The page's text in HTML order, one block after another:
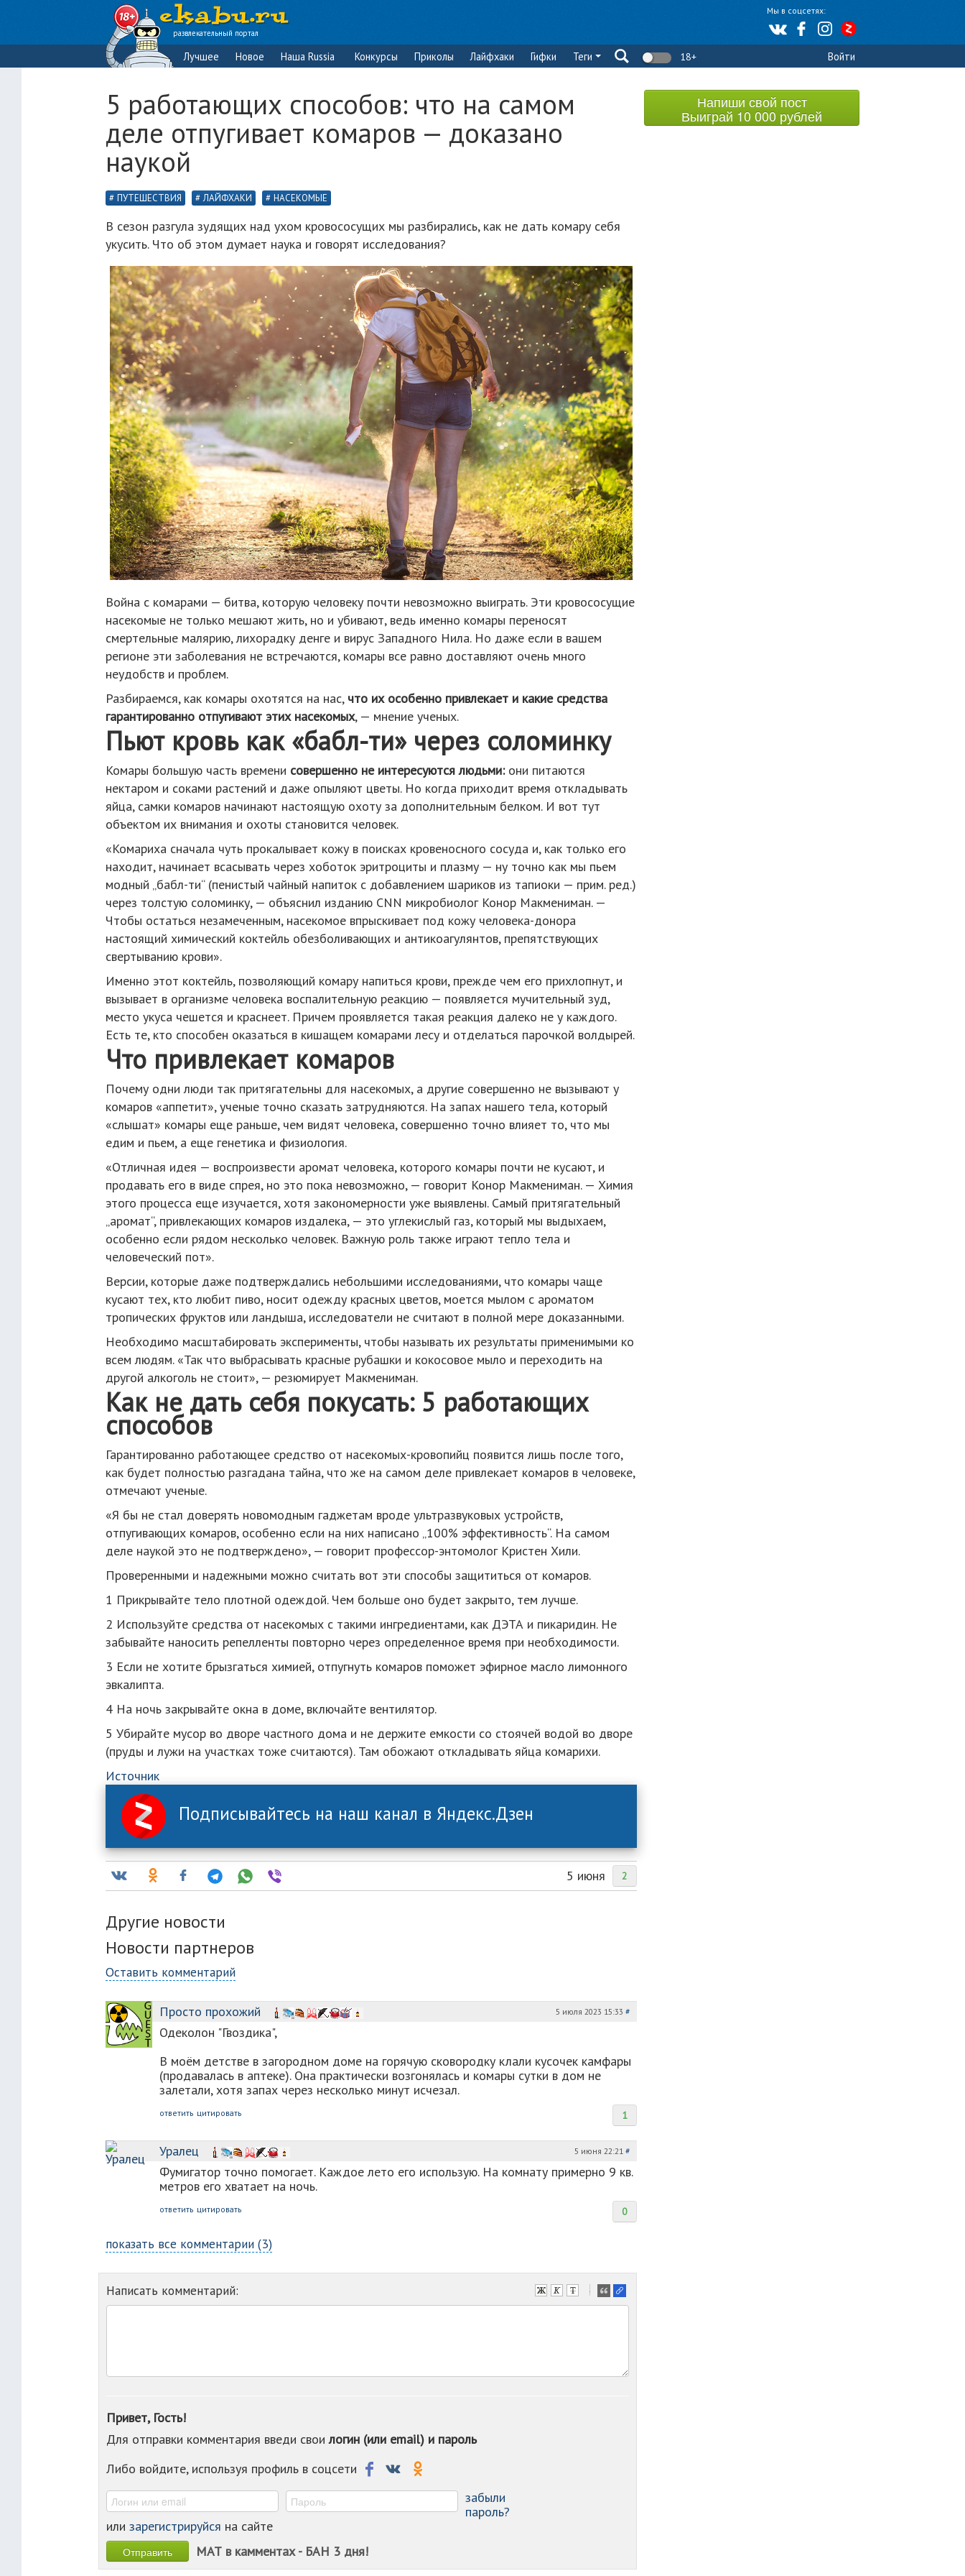
Мы в соцсетях:
развлекательный портал
Лучшее Новое Наша Russia Конкурсы Приколы Лайфхаки Гифки Теги 18+ Войти
5 работающих способов: что на самом
деле отпугивает комаров — доказано
наукой
ПУТЕШЕСТВИЯ ЛАЙФХАКИ НАСЕКОМЫЕ
В сезон разгула зудящих над ухом кровососущих мы разбирались, как не дать комару себя
укусить. Что об этом думает наука и говорят исследования?
Война с комарами — битва, которую человеку почти невозможно выиграть. Эти кровососущие
насекомые не только мешают жить, но и убивают, ведь именно комары переносят
смертельные малярию, лихорадку денге и вирус Западного Нила. Но даже если в вашем
регионе эти заболевания не встречаются, комары все равно доставляют очень много
неудобств и проблем.
Разбираемся, как комары охотятся на нас, что их особенно привлекает и какие средства
гарантированно отпугивают этих насекомых, — мнение ученых.
Пьют кровь как «бабл-ти» через соломинку
Комары большую часть времени совершенно не интересуются людьми:они питаются
нектаром и соками растений и даже опыляют цветы. Но когда приходит время откладывать
яйца, самки комаров начинают настоящую охоту за дополнительным белком. И вот тут
объектом их внимания и охоты становится человек.
«Комариха сначала чуть прокалывает кожу в поисках кровеносного сосуда и, как только его
находит, начинает всасывать через хоботок эритроциты и плазму — ну точно как мы пьем
модный „бабл-ти“ (пенистый чайный напиток с добавлением шариков из тапиоки — прим. ред.)
через толстую соломинку, — объяснил изданию CNN микробиолог Конор Макмениман. —
Чтобы остаться незамеченным, насекомое впрыскивает под кожу человека-донора
настоящий химический коктейль обезболивающих и антикоагулянтов, препятствующих
свертыванию крови».
Именно этот коктейль, позволяющий комару напиться крови, прежде чем его прихлопнут, и
вызывает в организме человека воспалительную реакцию — появляется мучительный зуд,
место укуса чешется и краснеет. Причем проявляется такая реакция далеко не у каждого.
Есть те, кто способен оказаться в кишащем комарами лесу и отделаться парочкой волдырей.
Что привлекает комаров
Почему одни люди так притягательны для насекомых, а другие совершенно не вызывают у
комаров «аппетит», ученые точно сказать затрудняются. На запах нашего тела, который
«слышат» комары еще раньше, чем видят человека, совершенно точно влияет то, что мы
едим и пьем, а еще генетика и физиология.
«Отличная идея — воспроизвести аромат человека, которого комары почти не кусают, и
продавать его в виде спрея, но это пока невозможно, — говорит Конор Макмениман. — Химия
этого процесса еще изучается, хотя закономерности уже выявлены. Самый притягательный
„аромат“, привлекающих комаров издалека, — это углекислый газ, который мы выдыхаем,
особенно если рядом несколько человек. Важную роль также играют тепло тела и
человеческий пот».
Версии, которые даже подтверждались небольшими исследованиями, что комары чаще
кусают тех, кто любит пиво, носит одежду красных цветов, моется мылом с ароматом
тропических фруктов или ландыша, исследователи не считают в полной мере доказанными.
Необходимо масштабировать эксперименты, чтобы называть их результаты применимыми ко
всем людям. «Так что выбрасывать красные рубашки и кокосовое мыло и переходить на
другой алкоголь не стоит», — резюмирует Макмениман.
Как не дать себя покусать: 5 работающих
способов
Гарантированно работающее средство от насекомых-кровопийц появится лишь после того,
как будет полностью разгадана тайна, что же на самом деле привлекает комаров в человеке,
отмечают ученые.
«Я бы не стал доверять новомодным гаджетам вроде ультразвуковых устройств,
отпугивающих комаров, особенно если на них написано „100% эффективность“. На самом
деле наукой это не подтверждено», — говорит профессор-энтомолог Кристен Хили.
Проверенными и надежными можно считать вот эти способы защититься от комаров.
1 Прикрывайте тело плотной одеждой. Чем больше оно будет закрыто, тем лучше.
2 Используйте средства от насекомых с такими ингредиентами, как ДЭТА и пикаридин. Не
забывайте наносить репелленты повторно через определенное время при необходимости.
3 Если не хотите брызгаться химией, отпугнуть комаров поможет эфирное масло лимонного
эвкалипта.
4 На ночь закрывайте окна в доме, включайте вентилятор.
5 Убирайте мусор во дворе частного дома и не держите емкости со стоячей водой во дворе
(пруды и лужи на участках тоже считаются). Там обожают откладывать яйца комарихи.
Источник
Подписывайтесь на наш канал в Яндекс.Дзен
2
5 июня
Другие новости
Новости партнеров
Оставить комментарий
Просто прохожий 5 июля 2023 15:33 #
Одеколон "Гвоздика",
В моём детстве в загородном доме на горячую сковородку клали кусочек камфары
(продавалась в аптеке). Она практически возгонялась и комары сутки в дом не
залетали, хотя запах через несколько минут исчезал.
1
ответить цитировать
Уралец 5 июня 22:21 #
Фумигатор точно помогает. Каждое лето его использую. На комнату примерно 9 кв.
метров его хватает на ночь.
0
ответить цитировать
показать все комментарии (3)
Написать комментарий:
-
-
-
Привет, Гость!
Для отправки комментария введи своилогин (или email) и пароль
Либо войдите, используя профиль в соцсети
забыли
пароль?
или зарегистрируйся на сайте
МАТ в камментах - БАН 3 дня!
Напиши свой пост
Выиграй 10 000 рублей